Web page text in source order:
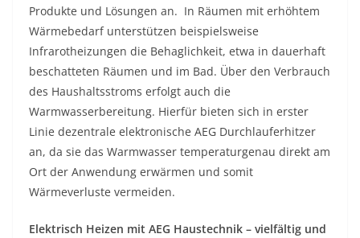
Produkte und Lösungen an. In Räumen mit erhöhtem
Wärmebedarf unterstützen beispielsweise
Infrarotheizungen die Behaglichkeit, etwa in dauerhaft
beschatteten Räumen und im Bad. Über den Verbrauch
des Haushaltsstroms erfolgt auch die
Warmwasserbereitung. Hierfür bieten sich in erster
Linie dezentrale elektronische AEG Durchlauferhitzer
an, da sie das Warmwasser temperaturgenau direkt am
Ort der Anwendung erwärmen und somit
Wärmeverluste vermeiden.
Elektrisch Heizen mit AEG Haustechnik – vielfältig und